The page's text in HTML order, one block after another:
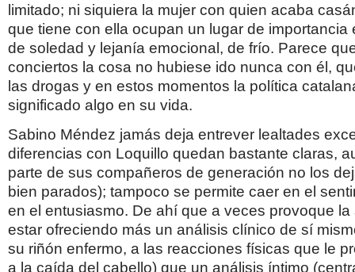
limitado; ni siquiera la mujer con quien acaba
que tiene con ella ocupan un lugar de importancia
de soledad y lejanía emocional, de frío. Parece
conciertos la cosa no hubiese ido nunca con él,
las drogas y en estos momentos la política
significado algo en su vida.
Sabino Méndez jamás deja entrever lealtades
diferencias con Loquillo quedan bastante claras,
parte de sus compañeros de generación no los
bien parados); tampoco se permite caer en el
en el entusiasmo. De ahí que a veces provoque
estar ofreciendo más un análisis clínico de sí
su riñón enfermo, a las reacciones físicas que le
a la caída del cabello) que un análisis íntimo